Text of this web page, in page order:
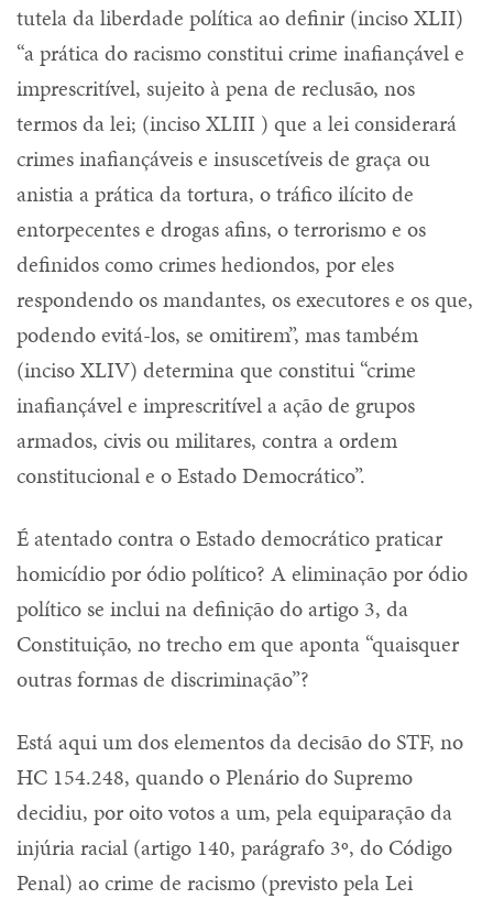
tutela da liberdade política ao definir (inciso XLII)
“a prática do racismo constitui crime inafiançável e
imprescritível, sujeito à pena de reclusão, nos
termos da lei; (inciso XLIII ) que a lei considerará
crimes inafiançáveis e insuscetíveis de graça ou
anistia a prática da tortura, o tráfico ilícito de
entorpecentes e drogas afins, o terrorismo e os
definidos como crimes hediondos, por eles
respondendo os mandantes, os executores e os que,
podendo evitá-los, se omitirem”, mas também
(inciso XLIV) determina que constitui “crime
inafiançável e imprescritível a ação de grupos
armados, civis ou militares, contra a ordem
constitucional e o Estado Democrático”.
É atentado contra o Estado democrático praticar
homicídio por ódio político? A eliminação por ódio
político se inclui na definição do artigo 3, da
Constituição, no trecho em que aponta “quaisquer
outras formas de discriminação”?
Está aqui um dos elementos da decisão do STF, no
HC 154.248, quando o Plenário do Supremo
decidiu, por oito votos a um, pela equiparação da
injúria racial (artigo 140, parágrafo 3º, do Código
Penal) ao crime de racismo (previsto pela Lei